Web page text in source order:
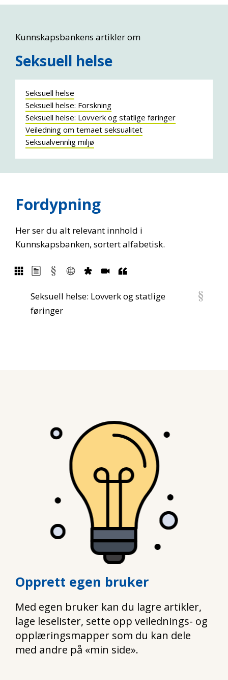
Kunnskapsbankens artikler om
Seksuell helse
Seksuell helse
Seksuell helse: Forskning
Seksuell helse: Lovverk og statlige føringer
Veiledning om temaet seksualitet
Seksualvennlig miljø
Fordypning
Her ser du alt relevant innhold i
Kunnskapsbanken, sortert alfabetisk.
Seksuell helse: Lovverk og statlige
føringer
Opprett egen bruker
Med egen bruker kan du lagre artikler,
lage leselister, sette opp veilednings- og
opplæringsmapper som du kan dele
med andre på «min side».